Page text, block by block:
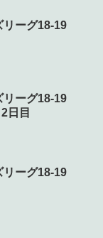
リーグ18-19
リーグ18-19
日目
リーグ18-19